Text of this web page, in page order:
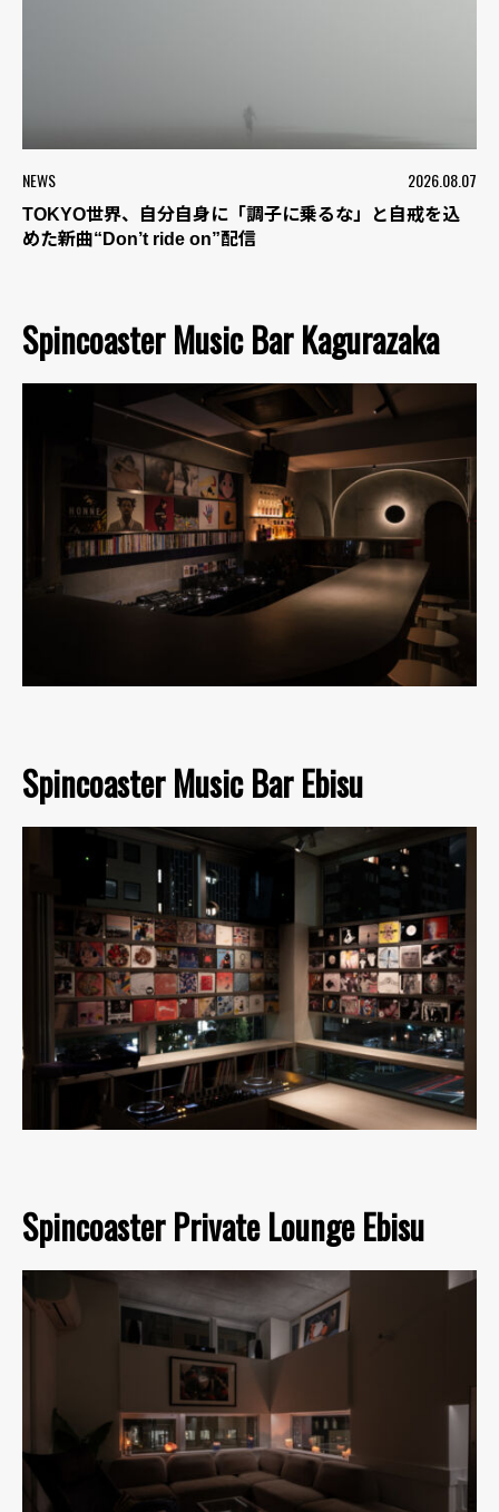
NEWS 2026.08.07
TOKYO世界、自分自身に「調子に乗るな」と自戒を込
めた新曲“Don’t ride on”配信
Spincoaster Music Bar Kagurazaka
Spincoaster Music Bar Ebisu
Spincoaster Private Lounge Ebisu